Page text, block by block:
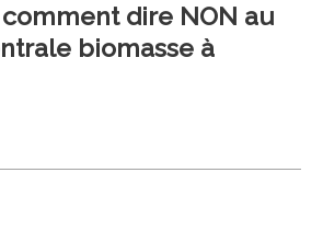
dire NON au
biomasse à